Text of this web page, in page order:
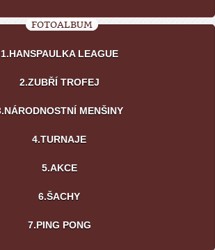
FOTOALBUM
1.HANSPAULKA LEAGUE
2.ZUBŘÍ TROFEJ
MENŠINY
4.TURNAJE
5.AKCE
6.ŠACHY
7.PING PONG